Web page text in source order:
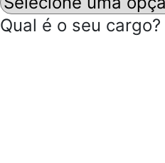
Qual é o seu cargo?